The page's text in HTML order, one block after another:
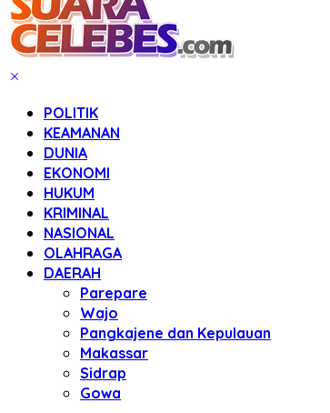
POLITIK
KEAMANAN
DUNIA
EKONOMI
HUKUM
KRIMINAL
NASIONAL
OLAHRAGA
DAERAH
Parepare
Wajo
Pangkajene dan Kepulauan
Makassar
Sidrap
Gowa